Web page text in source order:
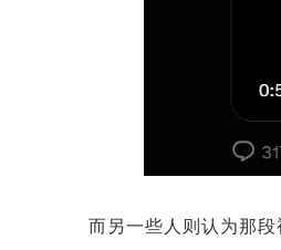
而另一些人则认为那